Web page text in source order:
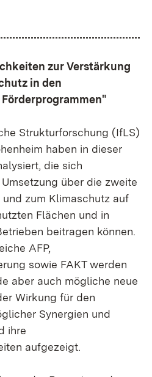
zur Verstärkung
in den
Strukturforschung (IfLS)
haben in dieser
die sich
über die zweite
und zum Klimaschutz auf
Flächen und in
beitragen können.
AFP,
sowie FAKT werden
aber auch mögliche neue
Wirkung für den
Synergien und
ihre
aufgezeigt.